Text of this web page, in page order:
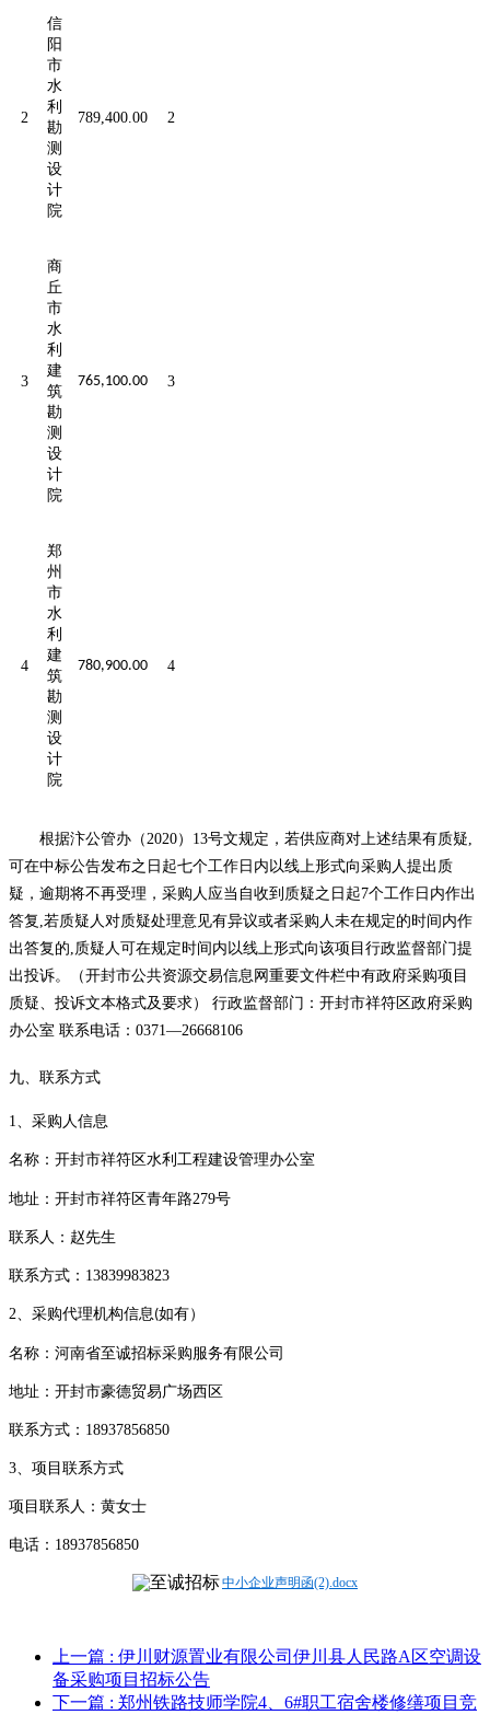
2
信
阳
市
水
利
勘
测
设
计
院
789,400.00 2
3
商
丘
市
水
利
建
筑
勘
测
设
计
院
765,100.00 3
4
郑
州
市
水
利
建
筑
勘
测
设
计
院
780,900.00 4
根据汴公管办（2020）13号文规定，若供应商对上述结果有质疑,
可在中标公告发布之 日起七个工作日内以线上形式向采购人提出质
疑，逾期将不再受理，采购人应当自收到质疑之日起7个工作日内作出
答复,若质疑人对质疑处理意见有异议或者采购人未在规定的时间内作
出答复的,质疑人可在规定时间内以线上形式向该项目行政监督部门提
出投诉。（开封市公共资源交易信息网重要文件栏中有政府采购项目
质疑、投诉文本格式及要求） 行政监督部门：开封市祥符区政府采购
办公室 联系电话：0371—26668106
九、联系方式
1、采购人信息
名称： 开封市祥符区水利工程建设管理办公室
地址：开封市祥符区青年路279号
联系人：赵先生
联系方式： 13839983823
2、采购代理机构信息(如有）
名称：河南省至诚招标采购服务有限公司
地址：开封市豪德贸易广场西区
联系方式： 18937856850
3、项目联系方式
项目联系人：黄女士
电话： 18937856850
中小企业声明函(2).docx
上一篇 : 伊川财源置业有限公司伊川县人民路A区空调设
备采购项目招标公告
下一篇 : 郑州铁路技师学院4、6#职工宿舍楼修缮项目竞